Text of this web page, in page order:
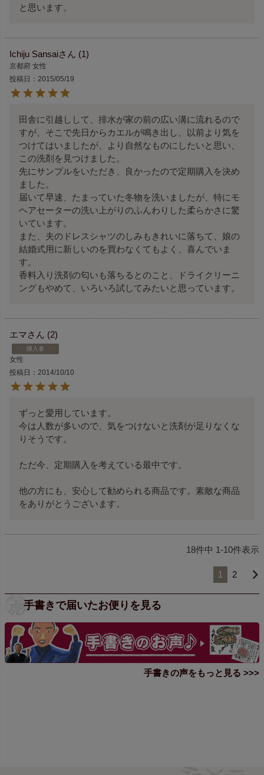
と思います。
Ichiju Sansai 1
京都府 女性
投稿日
2015/05/19
田舎に引越しして、排水が家の前の広い溝に流れるので
すが、そこで先日からカエルが鳴き出し、以前より気を
つけてはいましたが、より自然なものにしたいと思い、
この洗剤を見つけました。
先にサンプルをいただき、良かったので定期購入を決め
ました。
届いて早速、たまっていた冬物を洗いましたが、特にモ
ヘアセーターの洗い上がりのふんわりした柔らかさに驚
いています。
また、夫のドレスシャツのしみもきれいに落ちて、娘の
結婚式用に新しいのを買わなくてもよく、喜んでいま
す。
香料入り洗剤の匂いも落ちるとのこと、ドライクリーニ
ングもやめて、いろいろ試してみたいと思っています。
エマ 2
購入者
女性
投稿日
2014/10/10
ずっと愛用しています。
今は人数が多いので、気をつけないと洗剤が足りなくな
りそうです。
ただ今、定期購入を考えている最中です。
他の方にも、安心して勧められる商品です。素敵な商品
をありがとうございます。
18件中 1-10件表示
1 2
手書きで届いたお便りを見る
手書きの声をもっと見る >>>